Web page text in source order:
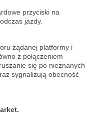
przyciski na
jazdy.
żądanej platformy i
z połączeniem
się po nieznanych
sygnalizują obecność